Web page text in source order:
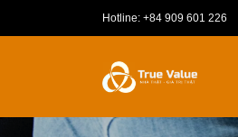
Hotline: +84 909 601 226